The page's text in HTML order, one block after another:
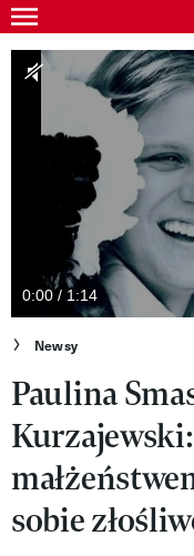
Skip
to
main
Gwiazdy
Styl życia
Kultura
Wideo
Nasze akcje
VIVA!ART
VIVA!MODA
VIVA!LIFESTYLE
0:00 / 1:14
Newsy
Paulina
sobie